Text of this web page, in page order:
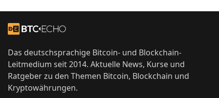
Zur Startseite
Das deutschsprachige Bitcoin- und Blockchain-
Leitmedium seit 2014. Aktuelle News, Kurse und
Ratgeber zu den Themen Bitcoin, Blockchain und
Kryptowährungen.